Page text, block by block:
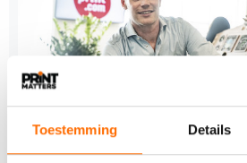
Toestemming Details